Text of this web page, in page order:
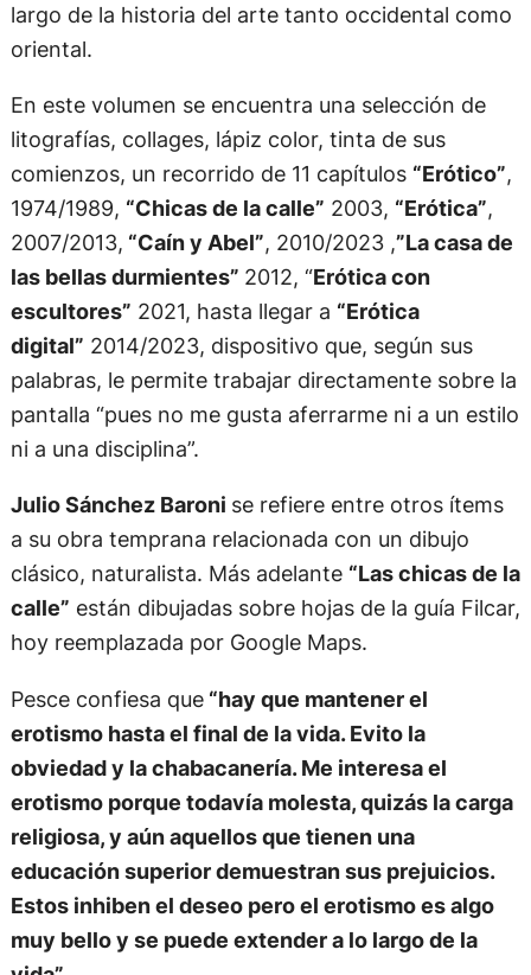
largo de la historia del arte tanto occidental como
oriental.
En este volumen se encuentra una selección de
litografías, collages, lápiz color, tinta de sus
comienzos, un recorrido de 11 capítulos “Erótico”,
1974/1989, “Chicas de la calle” 2003, “Erótica”,
2007/2013, “Caín y Abel”, 2010/2023 ,”La casa de
las bellas durmientes” 2012, “Erótica con
escultores” 2021, hasta llegar a “Erótica
digital” 2014/2023, dispositivo que, según sus
palabras, le permite trabajar directamente sobre la
pantalla “pues no me gusta aferrarme ni a un estilo
ni a una disciplina”.
Julio Sánchez Baroni se refiere entre otros ítems
a su obra temprana relacionada con un dibujo
clásico, naturalista. Más adelante “Las chicas de la
calle” están dibujadas sobre hojas de la guía Filcar,
hoy reemplazada por Google Maps.
Pesce confiesa que“hay que mantener el
erotismo hasta el final de la vida. Evito la
obviedad y la chabacanería. Me interesa el
erotismo porque todavía molesta, quizás la carga
religiosa, y aún aquellos que tienen una
educación superior demuestran sus prejuicios.
Estos inhiben el deseo pero el erotismo es algo
muy bello y se puede extender a lo largo de la